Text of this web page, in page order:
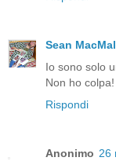
Sean
Io sono solo
Non ho
Rispondi
Anonimo 26